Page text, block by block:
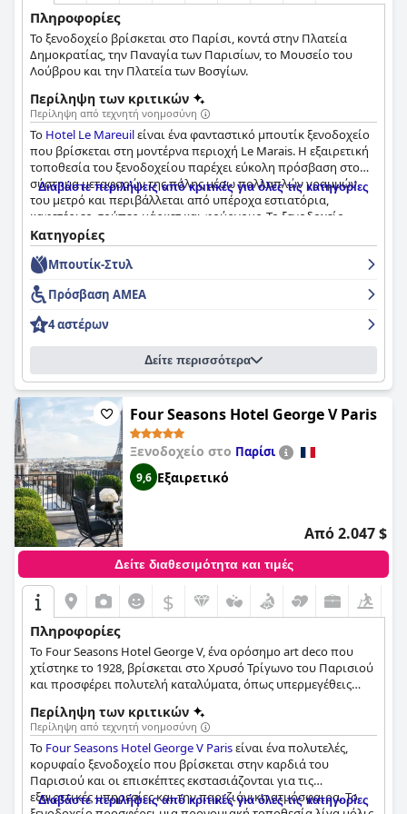
Πληροφορίες
Το ξενοδοχείο βρίσκεται στο Παρίσι, κοντά στην Πλατεία
Δημοκρατίας, την Παναγία των Παρισίων, το Μουσείο του
Λούβρου και την Πλατεία των Βοσγίων.
Περίληψη των κριτικών
Περίληψη από τεχνητή νοημοσύνη
Το Hotel Le Mareuilείναι ένα φανταστικό μπουτίκ ξενοδοχείο
που βρίσκεται στη μοντέρνα περιοχή Le Marais. Η εξαιρετική
τοποθεσία του ξενοδοχείου παρέχει εύκολη πρόσβαση στο
σύστημα μεταφορών της πόλης μέσω πολλαπλών γραμμών
του μετρό και περιβάλλεται από υπέροχα εστιατόρια,
καφετέριες, σούπερ μάρκετ και φούρνους. Το ξενοδοχείο
προσφέρει εξαιρετικό πρωινό με καλές επιλογές προϊόντων,
μεγάλη ποικιλία και φρέσκα υλικά. Τα δωμάτια είναι ζεστά,
άνετα και μοντέρνα, εξαιρετικά καθαρά και καλά εξοπλισμένα.
Το προσωπικό είναι απίστευτα φιλικό και επαγγελματικό,
παρέχοντας εξαιρετική εξυπηρέτηση πελατών. Το σπα του
ξενοδοχείου είναι ένα δημοφιλές και ιδιαίτερα επαινετό
χαρακτηριστικό και τα κρεβάτια είναι ευρύχωρα και καλής
ποιότητας, προσφέροντας έναν καλό ύπνο. Συνολικά, τοHotel
προσφέρει μια ευχάριστη και άνετη διαμονή με
έμφαση στην καθαριότητα, την ικανοποίηση των επισκεπτών
και την προσοχή στη λεπτομέρεια.
Διαβάστε περιλήψεις από κριτικές για όλες τις κατηγορίες
Κατηγορίες
Μπουτίκ-Στυλ
Πρόσβαση ΑΜΕΑ
4 αστέρων
Δείτε περισσότερα
Four Seasons Hotel George V Paris
Ξενοδοχείο στο Παρίσι
9,6 Εξαιρετικό
Από 2.047 $
Δείτε διαθεσιμότητα και τιμές
$
Πληροφορίες
Το Four Seasons Hotel George V, ένα ορόσημο art deco που
χτίστηκε το 1928, βρίσκεται στο Χρυσό Τρίγωνο του Παρισιού
και προσφέρει πολυτελή καταλύματα, όπως υπερμεγέθεις
πολυτελείς signature σουίτες. Το ξενοδοχείο διαθέτει τρία
εστιατόρια βραβευμένα με αστέρια Michelin, ένα παρακμιακό
σπα, μια κομψή πισίνα και μια αυλή για γευσιγνωσία
κρασιού. Οι επισκέπτες μπορούν να απολαύσουν εξαιρετικές
γαστρονομικές εμπειρίες, όπως ιδιωτικά masterclasses με τον
διάσημο σεφ Christian Le Squer και γευσιγνωσίες κρασιού με
Περίληψη των κριτικών
Περίληψη από τεχνητή νοημοσύνη
Το Four Seasons Hotel George V Parisείναι ένα πολυτελές,
κορυφαίο ξενοδοχείο που βρίσκεται στην καρδιά του
Παρισιού και οι επισκέπτες εκστασιάζονται για τις
εξαιρετικές υπηρεσίες και την παριζιάνικη ατμόσφαιρα. Το
Διαβάστε περιλήψεις από κριτικές για όλες τις κατηγορίες